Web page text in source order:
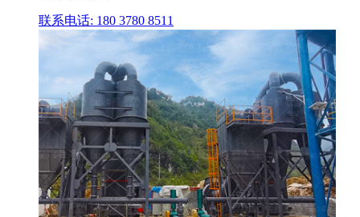
联系电话: 180 3780 8511